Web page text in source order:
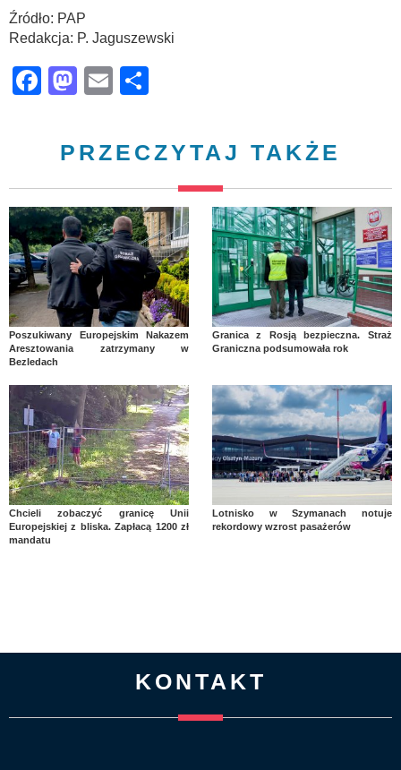
Źródło: PAP
Redakcja: P. Jaguszewski
Facebook
Mastodon
Email
PRZECZYTAJ TAKŻE
Poszukiwany Europejskim Nakazem
Aresztowania zatrzymany w
Bezledach
Granica z Rosją bezpieczna. Straż
Graniczna podsumowała rok
Chcieli zobaczyć granicę Unii
Europejskiej z bliska. Zapłacą 1200 zł
mandatu
Lotnisko w Szymanach notuje
rekordowy wzrost pasażerów
KONTAKT